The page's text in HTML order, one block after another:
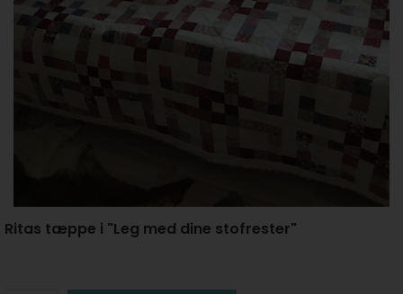
Ritas tæppe i "Leg med dine stofrester"